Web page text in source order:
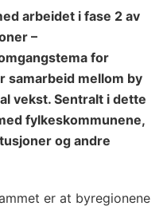
arbeidet i fase 2 av
–
for
samarbeid mellom by
vekst. Sentralt i dette
fylkeskommunene,
og andre
er at byregionene